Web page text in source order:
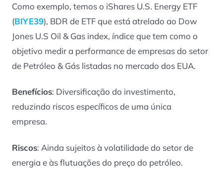
Como exemplo, temos o iShares U.S. Energy ETF
(BIYE39), BDR de ETF que está atrelado ao Dow
Jones U.S Oil & Gas index, índice que tem como o
objetivo medir a performance de empresas do setor
de Petróleo & Gás listadas no mercado dos EUA.
Benefícios: Diversificação do investimento,
reduzindo riscos específicos de uma única
empresa.
Riscos: Ainda sujeitos à volatilidade do setor de
energia e às flutuações do preço do petróleo.